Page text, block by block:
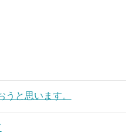
うと思います。